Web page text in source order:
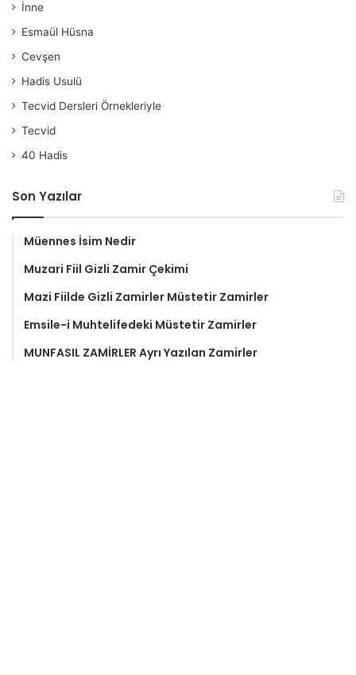
İnne
Esmaül Hüsna
Cevşen
Hadis Usulü
Tecvid Dersleri Örnekleriyle
Tecvid
40 Hadis
Son Yazılar
Müennes İsim Nedir
Muzari Fiil Gizli Zamir Çekimi
Mazi Fiilde Gizli Zamirler Müstetir Zamirler
Emsile-i Muhtelifedeki Müstetir Zamirler
MUNFASIL ZAMİRLER Ayrı Yazılan Zamirler